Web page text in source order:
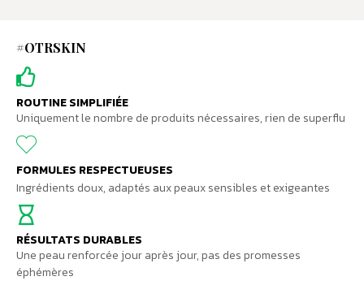
#OTRSKIN
ROUTINE SIMPLIFIÉE
Uniquement le nombre de produits nécessaires, rien de superflu
FORMULES RESPECTUEUSES
Ingrédients doux, adaptés aux peaux sensibles et exigeantes
RÉSULTATS DURABLES
Une peau renforcée jour après jour, pas des promesses
éphémères